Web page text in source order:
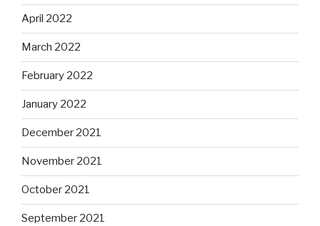
April 2022
March 2022
February 2022
January 2022
December 2021
November 2021
October 2021
September 2021